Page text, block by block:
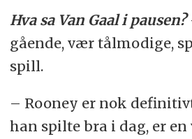
Hva sa Van Gaal i pausen?
gående, vær tålmodige,
spill.
– Rooney er nok
han spilte bra i dag, er en